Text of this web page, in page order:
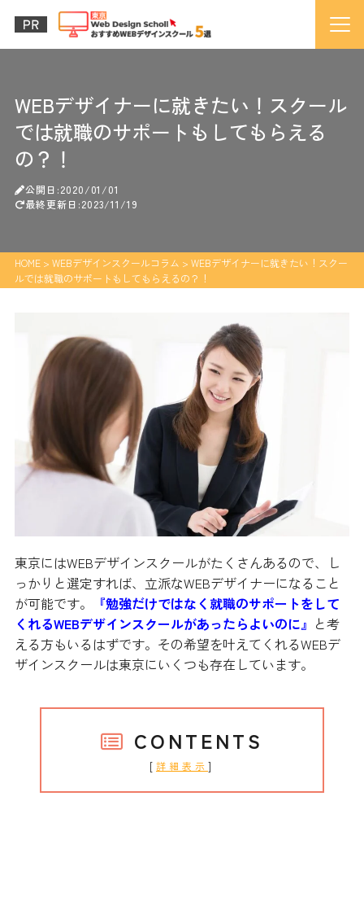
WEBデザイナーに就きたい！スクール
では就職のサポートもしてもらえる
の？！
公開日:2020/01/01
最終更新日:2023/11/19
HOME> WEBデザインスクールコラム > WEBデザイナーに就きたい！スクー
ルでは就職のサポートもしてもらえるの？！
東京にはWEBデザインスクールがたくさんあるので、し
っかりと選定すれば、立派なWEBデザイナーになること
が可能です。
『勉強だけではなく就職のサポートをして
くれるWEBデザインスクールがあったらよいのに』 と考
える方もいるはずです。その希望を叶えてくれるWEBデ
ザインスクールは東京にいくつも存在しています。
CONTENTS
[ 詳細表示 ]